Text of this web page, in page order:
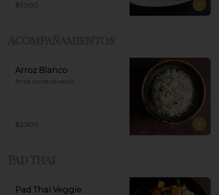
$9.900
Arroz Blanco
Arroz cocido al vapor
$2.500
Pad Thai Veggie